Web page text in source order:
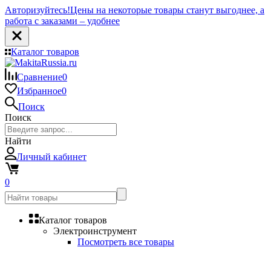
Авторизуйтесь!Цены на некоторые товары станут выгоднее, а
работа с заказами – удобнее
Каталог товаров
Сравнение0
Избранное0
Поиск
Поиск
Найти
Личный кабинет
0
Каталог товаров
Электроинструмент
Посмотреть все товары